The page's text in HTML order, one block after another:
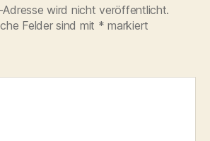
Adresse wird nicht veröffentlicht.
Felder sind mit * markiert